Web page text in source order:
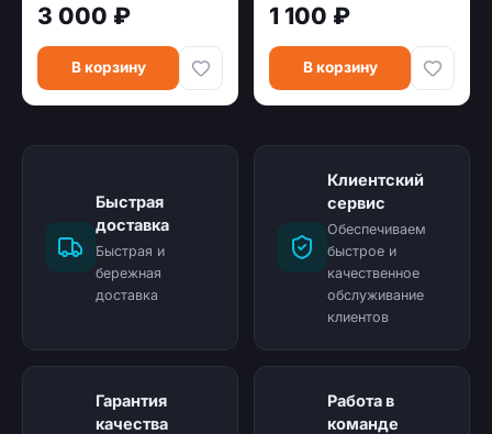
3 000 ₽
В корзину
1 100 ₽
В корзину
Быстрая
доставка
Быстрая и
бережная
доставка
Клиентский
сервис
Обеспечиваем
быстрое и
качественное
обслуживание
клиентов
Гарантия
качества
Работа в
команде